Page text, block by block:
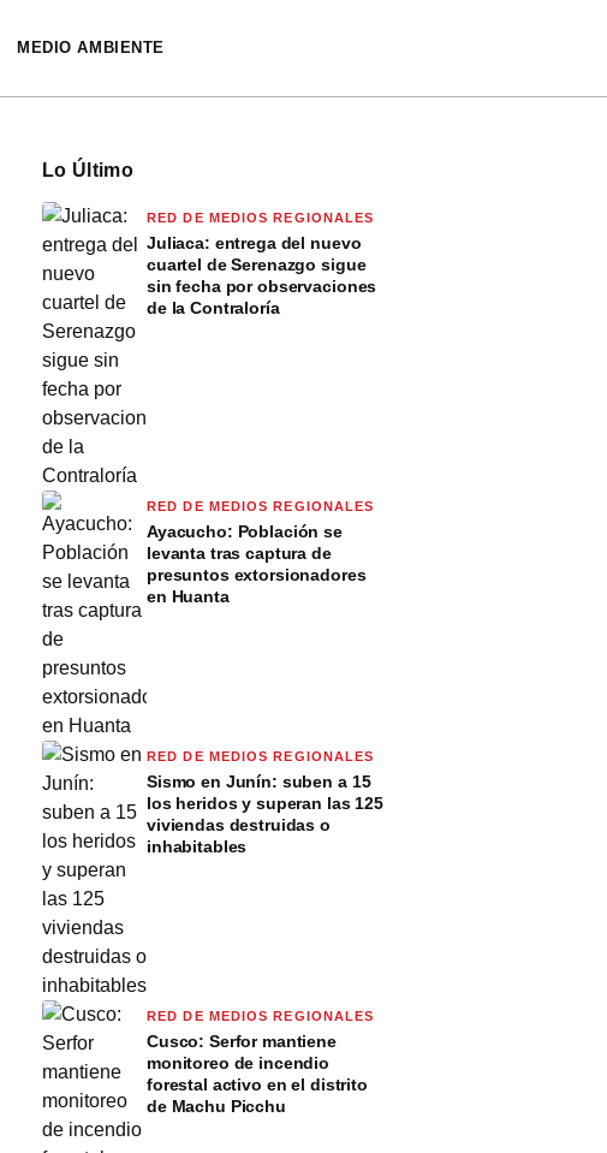
MEDIO AMBIENTE
Lo Último
RED DE MEDIOS REGIONALES
Juliaca: entrega del nuevo
cuartel de Serenazgo sigue
sin fecha por observaciones
de la Contraloría
RED DE MEDIOS REGIONALES
Ayacucho: Población se
levanta tras captura de
presuntos extorsionadores
en Huanta
RED DE MEDIOS REGIONALES
Sismo en Junín: suben a 15
los heridos y superan las 125
viviendas destruidas o
inhabitables
RED DE MEDIOS REGIONALES
Cusco: Serfor mantiene
monitoreo de incendio
forestal activo en el distrito
de Machu Picchu